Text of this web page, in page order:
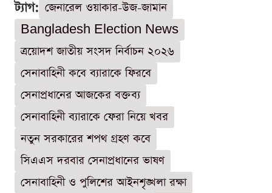
ট্যাগ: জেনারেল ওয়াকার-উজ-জামান
Bangladesh Election News
ত্রয়োদশ জাতীয় সংসদ নির্বাচন ২০২৬
সেনাবাহিনী কবে ব্যারাকে ফিরবে
সেনাপ্রধানের আজকের বক্তব্য
সেনাবাহিনী ব্যারাকে ফেরা নিয়ে খবর
নতুন সরকারের শপথ গ্রহণ কবে
সিএএস দরবার সেনাপ্রধানের ভাষণ
সেনাবাহিনী ও পুলিশের আইনশৃঙ্খলা রক্ষা